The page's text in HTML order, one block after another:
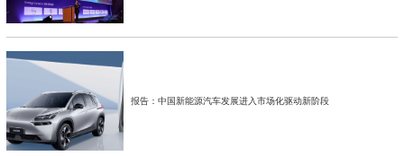
报告：中国新能源汽车发展进入市场化驱动新阶段